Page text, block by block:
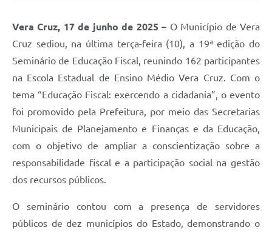
Vera Cruz, 17 de junho de 2025 – O Município de Vera
Cruz sediou, na última terça-feira (10), a 19ª edição do
Seminário de Educação Fiscal, reunindo 162 participantes
na Escola Estadual de Ensino Médio Vera Cruz. Com o
tema “Educação Fiscal: exercendo a cidadania”, o evento
foi promovido pela Prefeitura, por meio das Secretarias
Municipais de Planejamento e Finanças e da Educação,
com o objetivo de ampliar a conscientização sobre a
responsabilidade fiscal e a participação social na gestão
dos recursos públicos.
O seminário contou com a presença de servidores
públicos de dez municípios do Estado, demonstrando o